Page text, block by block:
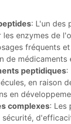
: L'un des
enzymes de
fréquents
de
peptidiques:
en raison
en
complexes: Les
sécurité,